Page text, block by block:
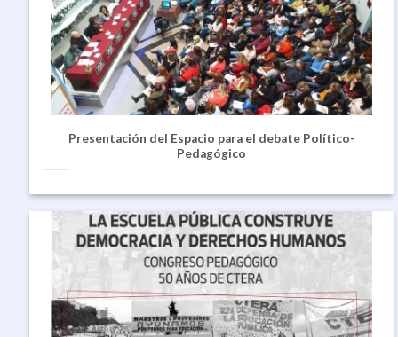
Presentación del Espacio para el debate Político-
Pedagógico